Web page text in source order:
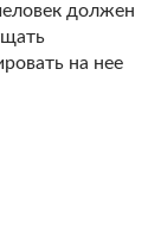
должен
на нее